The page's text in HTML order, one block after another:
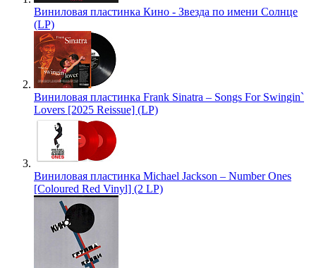
Виниловая пластинка Кино - Звезда по имени Солнце
(LP)
Виниловая пластинка Frank Sinatra – Songs For Swingin`
Lovers [2025 Reissue] (LP)
Виниловая пластинка Michael Jackson – Number Ones
[Coloured Red Vinyl] (2 LP)